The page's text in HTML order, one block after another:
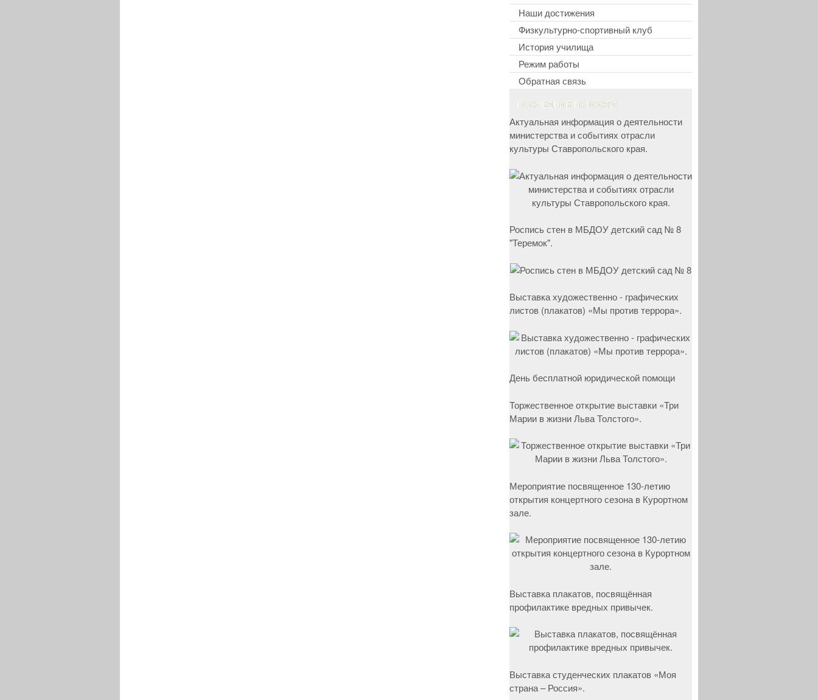
Наши достижения
Физкультурно-спортивный клуб
История училища
Режим работы
Обратная связь
ПОСЛЕДНИЕ НОВОСТИ
Актуальная информация о деятельности
министерства и событиях отрасли
культуры Ставропольского края.
Роспись стен в МБДОУ детский сад № 8
"Теремок".
Выставка художественно - графических
листов (плакатов) «Мы против террора».
День бесплатной юридической помощи
Торжественное открытие выставки «Три
Марии в жизни Льва Толстого».
Мероприятие посвященное 130-летию
открытия концертного сезона в Курортном
зале.
Выставка плакатов, посвящённая
профилактике вредных привычек.
Выставка студенческих плакатов «Моя
страна – Россия».